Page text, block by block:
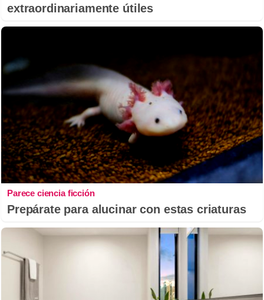
extraordinariamente útiles
Parece ciencia ficción
Prepárate para alucinar con estas criaturas